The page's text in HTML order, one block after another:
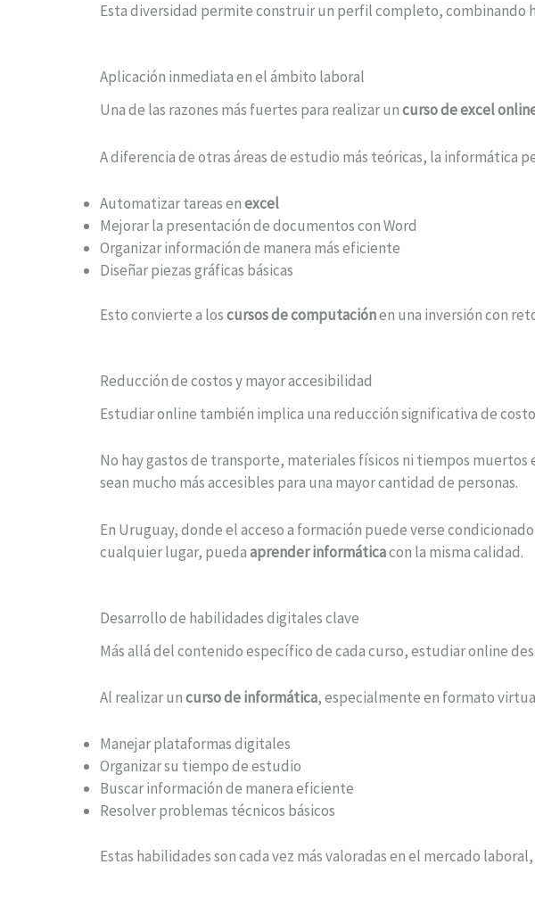
Esta diversidad permite construir un perfil completo, combinando
Aplicación inmediata en el ámbito laboral
Una de las razones más fuertes para realizar uncurso de excel
A diferencia de otras áreas de estudio más teóricas, la informática
Automatizar tareas enexcel
Mejorar la presentación de documentos con Word
Organizar información de manera más eficiente
Diseñar piezas gráficas básicas
Esto convierte a loscursos de computaciónen una inversión con
Reducción de costos y mayor accesibilidad
Estudiar online también implica una reducción significativa de
No hay gastos de transporte, materiales físicos ni tiempos muertos
sean mucho más accesibles para una mayor cantidad de personas.
En Uruguay, donde el acceso a formación puede verse
cualquier lugar, puedaaprender informáticacon la misma calidad.
Desarrollo de habilidades digitales clave
Más allá del contenido específico de cada curso, estudiar online
Al realizar uncurso de informática, especialmente en formato
Manejar plataformas digitales
Organizar su tiempo de estudio
Buscar información de manera eficiente
Resolver problemas técnicos básicos
Estas habilidades son cada vez más valoradas en el mercado